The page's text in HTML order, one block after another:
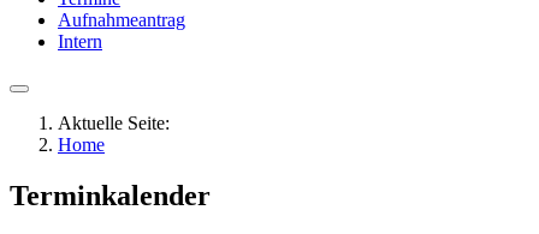
Aufnahmeantrag
Intern
Aktuelle Seite:
Home
Terminkalender